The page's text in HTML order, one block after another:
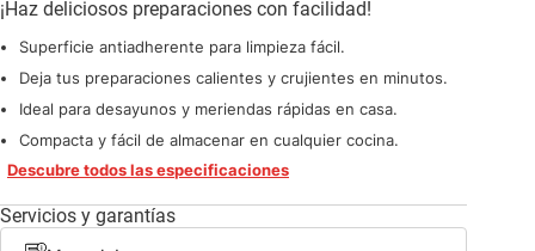
¡Haz deliciosos preparaciones con facilidad!
Superficie antiadherente para limpieza fácil.
Deja tus preparaciones calientes y crujientes en minutos.
Ideal para desayunos y meriendas rápidas en casa.
Compacta y fácil de almacenar en cualquier cocina.
Descubre todos las especificaciones
Servicios y garantías